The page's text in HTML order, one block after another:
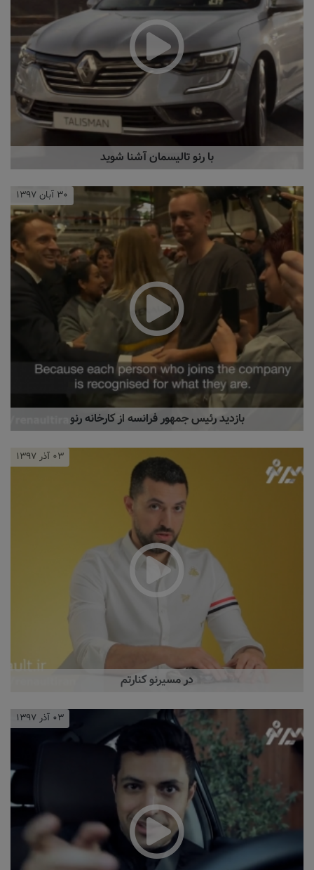
با رنو تالیسمان آشنا شوید
۳۰ آبان ۱۳۹۷
بازدید رئیس جمهور فرانسه از کارخانه رنو
۰۳ آذر ۱۳۹۷
در مسیرنو کنارتم
۰۳ آذر ۱۳۹۷